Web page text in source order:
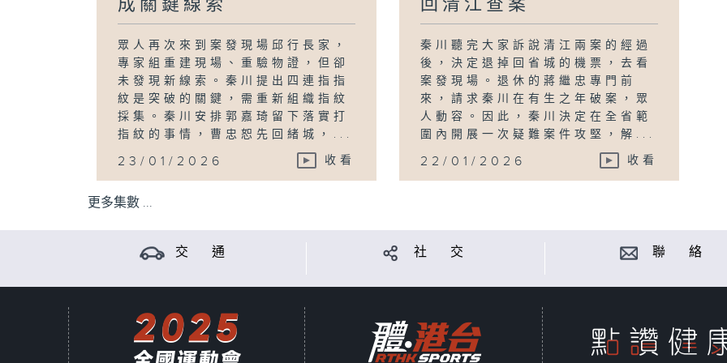
成關鍵線索
眾人再次來到案發現場邱行長家，
專家組重建現場、重驗物證，但卻
未發現新線索。秦川提出四連指指
紋是突破的關鍵，需重新組織指紋
採集。秦川安排郭嘉琦留下落實打
指紋的事情，曹忠恕先回緒城，...
23/01/2026 收看
回清江查案
秦川聽完大家訴說清江兩案的經過
後，決定退掉回省城的機票，去看
案發現場。退休的蔣繼忠專門前
來，請求秦川在有生之年破案，眾
人動容。因此，秦川決定在全省範
圍內開展一次疑難案件攻堅，解...
22/01/2026 收看
更多集數 ...
交 通 社 交 聯 絡